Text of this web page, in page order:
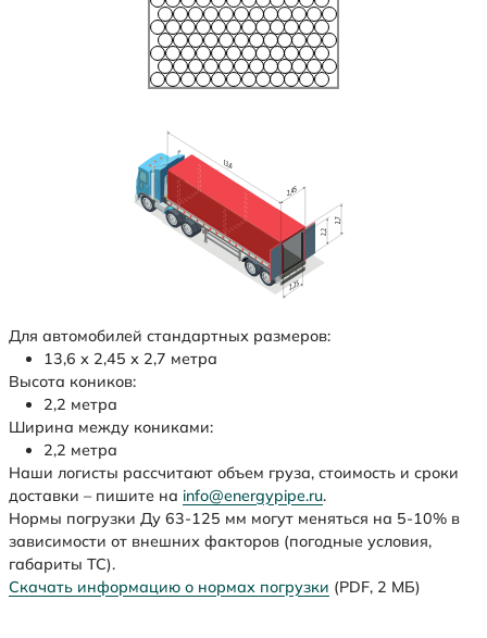
Для автомобилей стандартных размеров:
13,6 х 2,45 х 2,7 метра
Высота коников:
2,2 метра
Ширина между кониками:
2,2 метра
Наши логисты рассчитают объем груза, стоимость и сроки
доставки – пишите на info@energypipe.ru.
Нормы погрузки Ду 63-125 мм могут меняться на 5-10% в
зависимости от внешних факторов (погодные условия,
габариты ТС).
Скачать информацию о нормах погрузки (PDF, 2 МБ)